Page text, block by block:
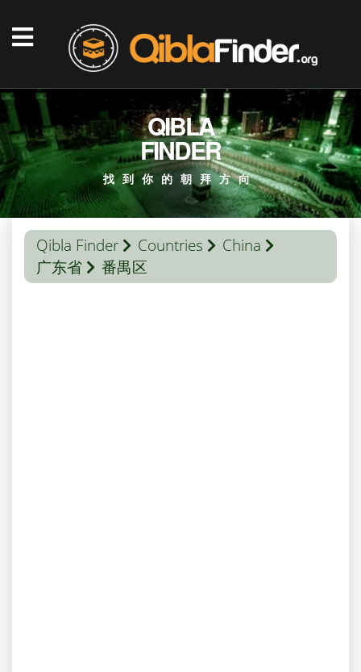
QIBLA
FINDER
找到你的朝拜方向
Qibla Finder Countries
China
广东省
番禺区